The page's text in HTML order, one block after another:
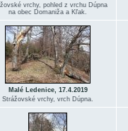
vrchy, pohled z vrchu Dúpna
na obec Domaniža a Kľak.
Malé Ledenice, 17.4.2019
Strážovské vrchy, vrch Dúpna.